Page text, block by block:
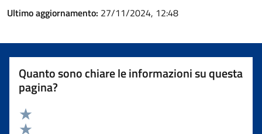
Ultimo aggiornamento: 27/11/2024, 12:48
Quanto sono chiare le informazioni su questa
pagina?
Valuta 5 stelle su 5